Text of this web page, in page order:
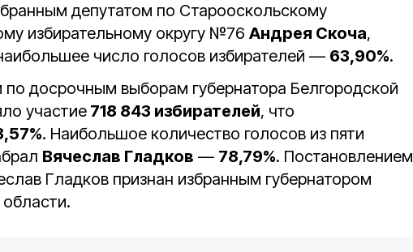
депутатом по Старооскольскому
избирательному округу №76 Андрея Скоча,
число голосов избирателей — 63,90%.
по досрочным выборам губернатора Белгородской
участие 718 843 избирателей, что
. Наибольшое количество голосов из пяти
Вячеслав Гладков — 78,79%. Постановлением
Гладков признан избранным губернатором